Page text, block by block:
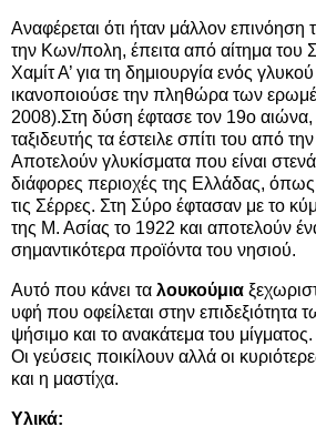
Αναφέρεται ότι ήταν μάλλον
την Κων/πολη, έπειτα από αίτημα του
Χαμίτ Α’ για τη δημιουργία ενός
ικανοποιούσε την πληθώρα των
2008).Στη δύση έφτασε τον 19ο αιώνα,
ταξιδευτής τα έστειλε σπίτι του από
Αποτελούν γλυκίσματα που είναι
διάφορες περιοχές της Ελλάδας, όπως
τις Σέρρες. Στη Σύρο έφτασαν με το
της Μ. Ασίας το 1922 και αποτελούν
σημαντικότερα προϊόντα του νησιού.
Αυτό που κάνει τα λουκούμια
υφή που οφείλεται στην επιδεξιότητα
ψήσιμο και το ανακάτεμα του
Οι γεύσεις ποικίλουν αλλά οι
και η μαστίχα.
Υλικά: